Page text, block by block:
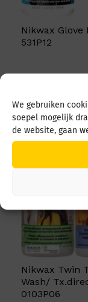
We gebruiken
soepel mogelijk
de website, gaan
Nikwax Glove
531P12
Nikwax Twin
Wash/
0103P06